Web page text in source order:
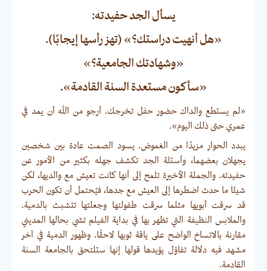
يسأل الجد حفيدته:
«هل أنهيت دراستك؟» (تهز رأسها إيجابًا).
«وشهادتك الجامعية؟»
«سأكون مستعدة السنة القادمة».
«لم يستطع والداك حضور حفل تخرجك. أرجو من الله أن يمد في
عمري حتى ذلك اليوم».
يبدد الحوار مزيدًا من الغموض. يسود الصمت عادة بين شخصين
يجهلان بعضهما، وأسئلة الجد تكشف جهله بكثير من الأمور عن
حفيدته. والجملة الأخيرة تلمح إلى أنها كانت تعيش مع والديها، لكن
شيئًا ما حدث اضطرها إلى العيش مع جدها، فيُحتمل أن تكون الحرب
قد سرقت أبويها مثلما سرقت طفولتها وجعلتها تتشبث بالدمية.
والملابس النظيفة التي تظهر بها في بداية الفيلم تشي بحالها المديني
مقارنة بالاتساخ الواضح على ياقة ثوبها لاحقًا. وظهور الدمية في آخر
مشهد فيه دلالة تفاؤل يؤيدها قولها إنها ستلتحق بالجامعة السنة
القادمة.